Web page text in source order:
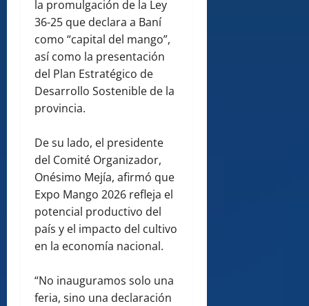
la promulgación de la Ley
36-25 que declara a Baní
como “capital del mango”,
así como la presentación
del Plan Estratégico de
Desarrollo Sostenible de la
provincia.
De su lado, el presidente
del Comité Organizador,
Onésimo Mejía, afirmó que
Expo Mango 2026 refleja el
potencial productivo del
país y el impacto del cultivo
en la economía nacional.
“No inauguramos solo una
feria, sino una declaración